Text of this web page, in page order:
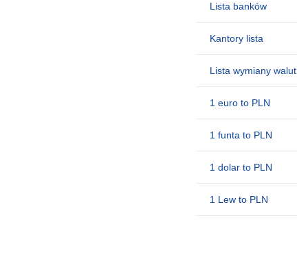
Lista banków
Kantory lista
Lista wymiany walut
1 euro to PLN
1 funta to PLN
1 dolar to PLN
1 Lew to PLN